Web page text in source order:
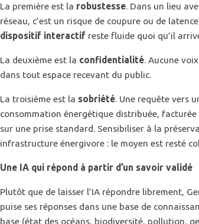
La première est la robustesse. Dans un lieu
réseau, c’est un risque de coupure ou de
dispositif interactif reste fluide quoi qu’il
La deuxième est la confidentialité. Aucune
dans tout espace recevant du public.
La troisième est la sobriété. Une requête vers
consommation énergétique distribuée, facturée
sur une prise standard. Sensibiliser à la
infrastructure énergivore : le moyen est resté
Une IA qui répond à partir d’un savoir validé
Plutôt que de laisser l’IA répondre librement,
puise ses réponses dans une base de
base (état des océans, biodiversité, pollution,